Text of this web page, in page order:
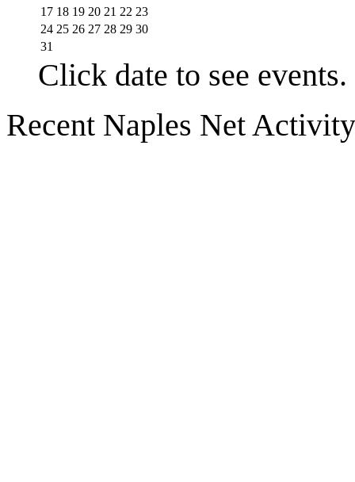
17 18 19 20 21 22 23
24 25 26 27 28 29 30
31
Click date to see events.
Recent Naples Net Activity